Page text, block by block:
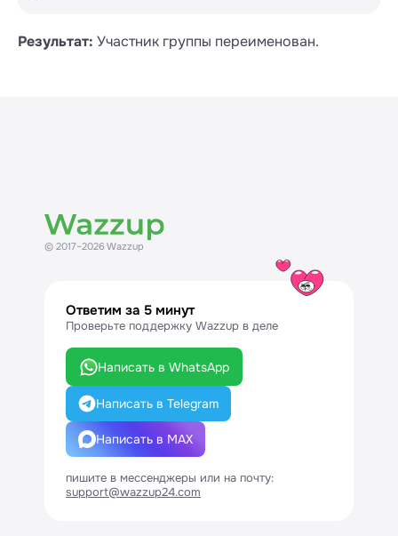
Результат: Участник группы переименован.
© 2017–2026 Wazzup
Ответим за 5 минут
Проверьте поддержку Wazzup в деле
Написать в WhatsApp
Написать в Telegram
Написать в MAX
пишите в мессенджеры или на почту:
support@wazzup24.com